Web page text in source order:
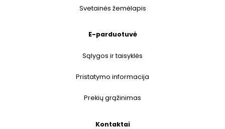
Svetainės žemėlapis
E-parduotuvė
Sąlygos ir taisyklės
Pristatymo informacija
Prekių grąžinimas
Kontaktai